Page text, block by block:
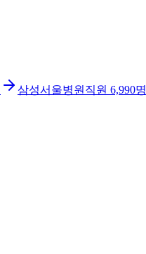
삼성서울병원 직원 6,990명